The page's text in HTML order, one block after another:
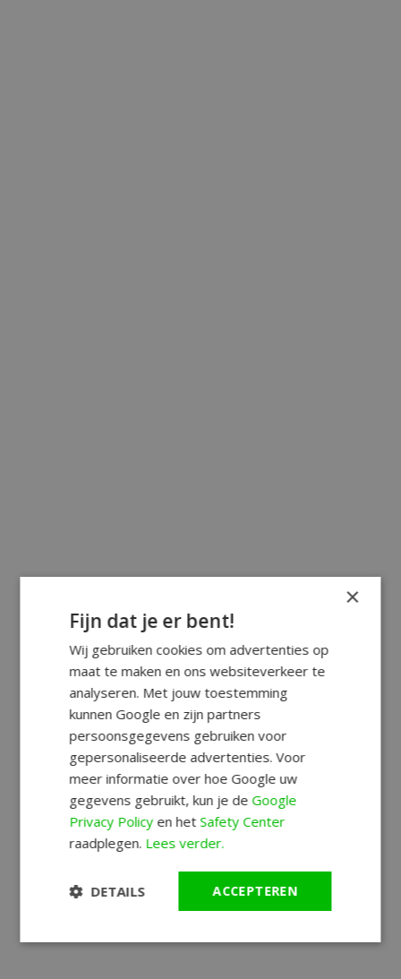
×
Fijn dat je er bent!
Wij gebruiken cookies om advertenties op
maat te maken en ons websiteverkeer te
analyseren. Met jouw toestemming
kunnen Google en zijn partners
persoonsgegevens gebruiken voor
gepersonaliseerde advertenties. Voor
meer informatie over hoe Google uw
gegevens gebruikt, kun je deGoogle
Privacy Policyen hetSafety Center
raadplegen. Lees verder.
ACCEPTEREN
DETAILS